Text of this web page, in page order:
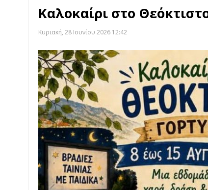
Καλοκαίρι στο
Κυριακή, 28 Ιουνίου 2026 12:42